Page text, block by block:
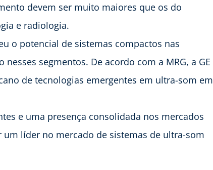
devem ser muito maiores que os do
e radiologia.
o potencial de sistemas compactos nas
segmentos. De acordo com a MRG, a GE
de tecnologias emergentes em ultra-som em
e uma presença consolidada nos mercados
líder no mercado de sistemas de ultra-som